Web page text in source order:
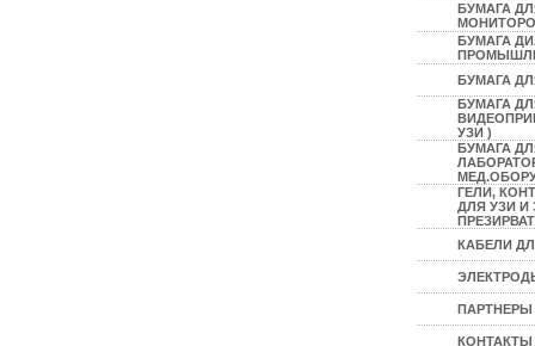
БУМАГА
БУМАГА
БУМАГА
БУМАГА
УЗИ )
БУМАГА
ГЕЛИ,
ДЛЯ УЗИ И
КАБЕЛИ
ПАРТНЕРЫ
КОНТАКТЫ